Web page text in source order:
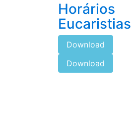
Horários
Eucaristias
Download
Download